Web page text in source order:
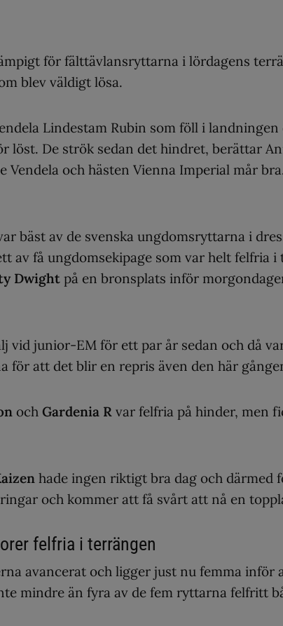
för fälttävlansryttarna i lördagens
blev väldigt lösa.
Lindestam Rubin som föll i
löst. De strök sedan det hindret, berättar
Vendela och hästen Vienna Imperial mår
bäst av de svenska ungdomsryttarna i
av få ungdomsekipage som var helt felfria
Dwight på en bronsplats inför
vid junior-EM för ett par år sedan och då
för att det blir en repris även den här
och Gardenia R var felfria på hinder, men
hade ingen riktigt bra dag och därmed
och kommer att få svårt att nå en
felfria i terrängen
avancerat och ligger just nu femma inför
mindre än fyra av de fem ryttarna felfritt